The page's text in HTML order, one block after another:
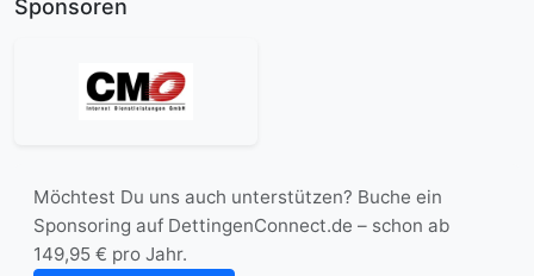
Sponsoren
Möchtest Du uns auch unterstützen? Buche ein
Sponsoring auf DettingenConnect.de – schon ab
149,95 € pro Jahr.